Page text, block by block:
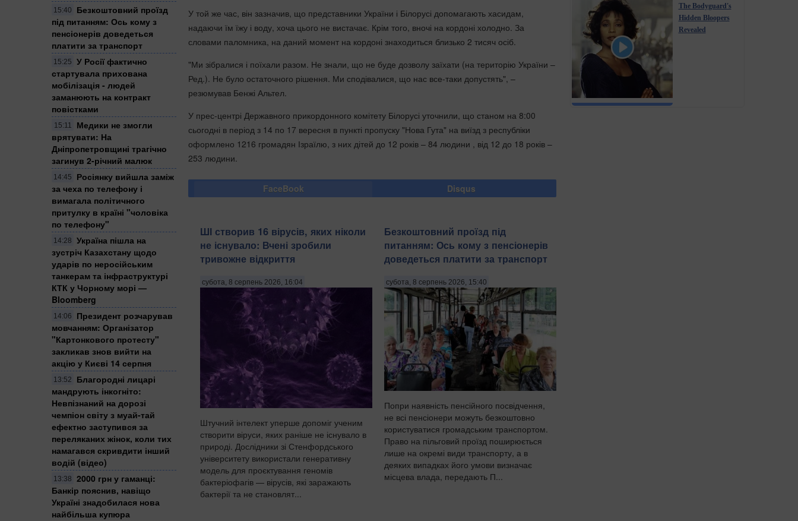
15:40
Безкоштовний проїзд
під питанням: Ось кому з
пенсіонерів доведеться
платити за транспорт
15:25
У Росії фактично
стартувала прихована
мобілізація - людей
заманюють на контракт
повістками
15:11
Медики не змогли
врятувати: На
Дніпропетровщині трагічно
загинув 2-річний малюк
14:45
Росіянку вийшла заміж
за чеха по телефону і
вимагала політичного
притулку в країні "чоловіка
по телефону"
14:28
Україна пішла на
зустріч Казахстану щодо
ударів по неросійським
танкерам та інфраструктурі
КТК у Чорному морі —
Bloomberg
14:06
Президент розчарував
мовчанням: Організатор
"Картонкового протесту"
закликав знов вийти на
акцію у Києві 14 серпня
13:52
Благородні лицарі
мандрують інкогніто:
Невпізнаний на дорозі
чемпіон світу з муай-тай
ефектно заступився за
переляканих жінок, коли тих
намагався скривдити інший
водій (відео)
13:38
2000 грн у гаманці:
Банкір пояснив, навіщо
Україні знадобилася нова
найбільша купюра
У той же час, він зазначив, що представники України і Білорусі допомагають хасидам,
надаючи їм їжу і воду, хоча цього не вистачає. Крім того, вночі на кордоні холодно. За
словами паломника, на даний момент на кордоні знаходиться близько 2 тисяч осіб.
"Ми зібралися і поїхали разом. Не знали, що не буде дозволу заїхати (на територію України –
Ред.). Не було остаточного рішення. Ми сподівалися, що нас все-таки допустять", –
резюмував Бенжі Альтел.
У прес-центрі Державного прикордонного комітету Білорусі уточнили, що станом на 8:00
сьогодні в період з 14 по 17 вересня в пункті пропуску "Нова Гута" на виїзд з республіки
оформлено 1216 громадян Ізраїлю, з них дітей до 12 років – 84 людини , від 12 до 18 років –
253 людини.
FaceBook Disqus
ШІ створив 16 вірусів, яких ніколи
не існувало: Вчені зробили
тривожне відкриття
субота, 8 серпень 2026, 16:04
Штучний інтелект уперше допоміг ученим
створити віруси, яких раніше не існувало в
природі. Дослідники зі Стенфордського
університету використали генеративну
модель для проєктування геномів
бактеріофагів — вірусів, які заражають
бактерії та не становлят...
Безкоштовний проїзд під
питанням: Ось кому з пенсіонерів
доведеться платити за транспорт
субота, 8 серпень 2026, 15:40
Попри наявність пенсійного посвідчення,
не всі пенсіонери можуть безкоштовно
користуватися громадським транспортом.
Право на пільговий проїзд поширюється
лише на окремі види транспорту, а в
деяких випадках його умови визначає
місцева влада, передають П...
The Bodyguard's
Hidden Bloopers
Revealed